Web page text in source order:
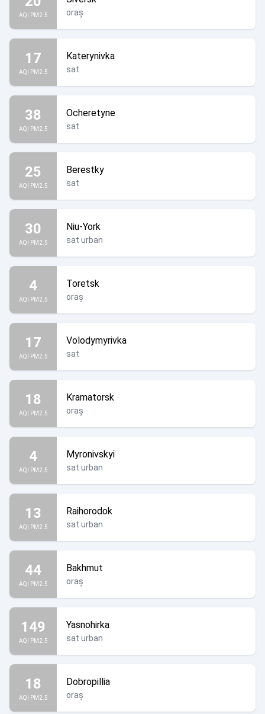
AQI PM2.5 oraș
17
AQI PM2.5
Katerynivka
sat
38
AQI PM2.5
Ocheretyne
sat
25
AQI PM2.5
Berestky
sat
30
AQI PM2.5
Niu-York
sat urban
4
AQI PM2.5
Toretsk
oraș
17
AQI PM2.5
Volodymyrivka
sat
18
AQI PM2.5
Kramatorsk
oraș
4
AQI PM2.5
Myronivskyi
sat urban
13
AQI PM2.5
Raihorodok
sat urban
44
AQI PM2.5
Bakhmut
oraș
149
AQI PM2.5
Yasnohirka
sat urban
18
AQI PM2.5
Dobropillia
oraș